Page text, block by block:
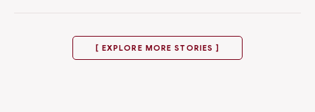
[ EXPLORE MORE STORIES ]